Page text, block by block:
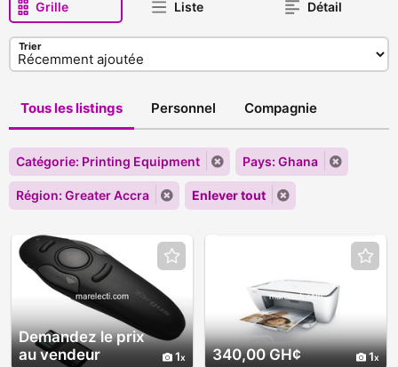
Grille Liste Détail
Trier
Tous les listings Personnel Compagnie
Catégorie: Printing Equipment Pays: Ghana
Région: Greater Accra Enlever tout
Demandez le prix
au vendeur
1 340,00 GH¢ 1